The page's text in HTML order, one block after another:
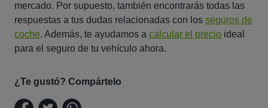
mercado. Por supuesto, también encontrarás todas las
respuestas a tus dudas relacionadas con los seguros de
coche. Además, te ayudamos a calcular el precio ideal
para el seguro de tu vehículo ahora.
¿Te gustó? Compártelo